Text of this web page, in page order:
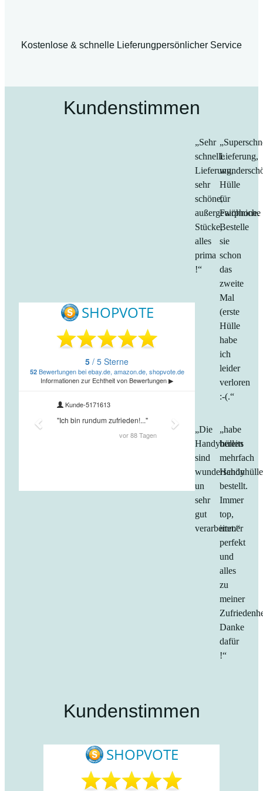
Kostenlose & schnelle Lieferungpersönlicher Service
Kundenstimmen
„Sehr
schnelle
Lieferung,
sehr
schöne,
außergewöhniche
Stücke,
alles
prima
!“
Lieferung,
Hülle
für
Fairphone.
Bestelle
sie
schon
das
zweite
Mal
(erste
Hülle
habe
ich
leider
verloren
:-(.“
„Die
Handyhüllen
sind
wunderschön
un
sehr
gut
verarbeitet.“
„habe
bereits
mehrfach
bestellt.
Immer
top,
immer
perfekt
und
alles
zu
meiner
Danke
dafür
!“
Kundenstimmen